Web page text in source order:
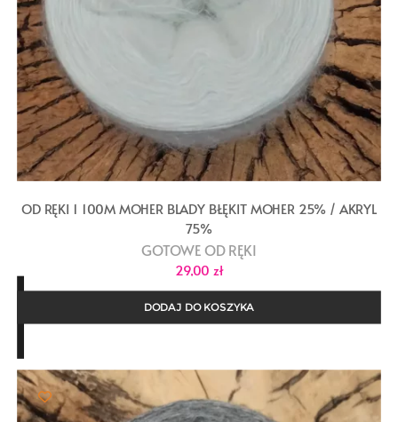
OD RĘKI 1 100M MOHER BLADY BŁĘKIT MOHER 25% / AKRYL
75%
GOTOWE OD RĘKI
29,00 zł
DODAJ DO KOSZYKA